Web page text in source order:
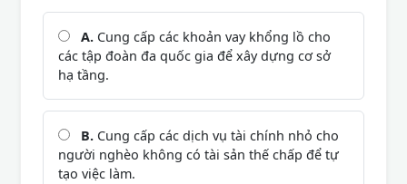
A. Cung cấp các khoản vay khổng lồ cho
các tập đoàn đa quốc gia để xây dựng cơ sở
hạ tầng.
B. Cung cấp các dịch vụ tài chính nhỏ cho
người nghèo không có tài sản thế chấp để tự
tạo việc làm.